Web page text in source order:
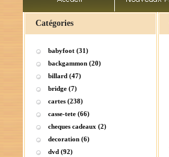
Catégories
babyfoot (31)
backgammon (20)
billard (47)
bridge (7)
cartes (238)
casse-tete (66)
cheques cadeaux (2)
decoration (6)
dvd (92)